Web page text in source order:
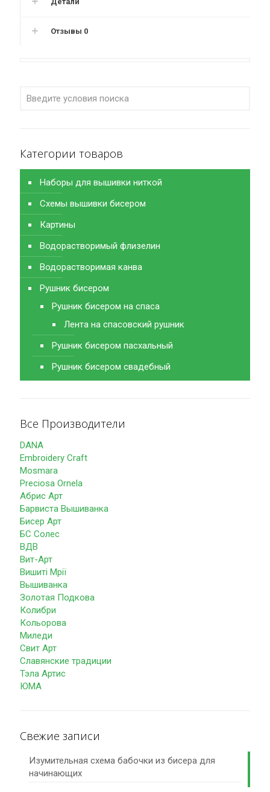
Отзывы 0
Категории товаров
Наборы для вышивки ниткой
Схемы вышивки бисером
Картины
Водорастворимый флизелин
Водорастворимая канва
Рушник бисером
Рушник бисером на спаса
Лента на спасовский рушник
Рушник бисером пасхальный
Рушник бисером свадебный
Все Производители
DANA
Embroidery Craft
Mosmara
Preciosa Ornela
Абрис Арт
Барвиста Вышиванка
Бисер Арт
БС Солес
ВДВ
Вит-Арт
Вишиті Мрії
Вышиванка
Золотая Подкова
Колибри
Кольорова
Миледи
Свит Арт
Славянские традиции
Тэла Артис
ЮМА
Свежие записи
Изумительная схема бабочки из бисера для
начинающих